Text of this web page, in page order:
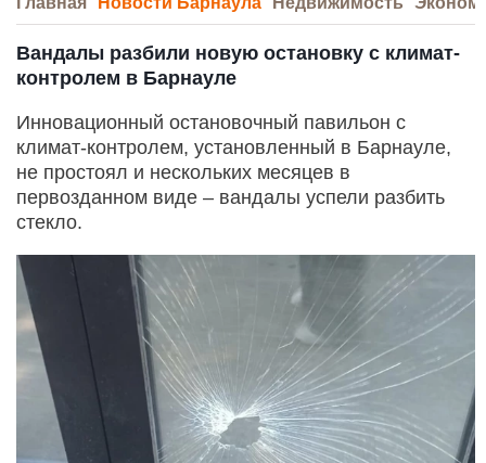
Вандалы разбили новую остановку с климат-
контролем в Барнауле
Инновационный остановочный павильон с
климат-контролем, установленный в Барнауле,
не простоял и нескольких месяцев в
первозданном виде – вандалы успели разбить
стекло.